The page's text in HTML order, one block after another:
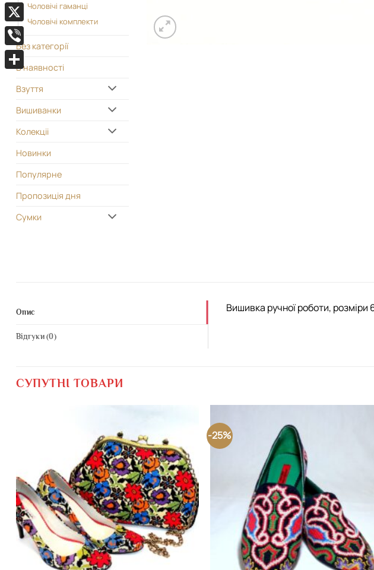
Чоловічі гаманці
Чоловічі комплекти
Без категорії
В наявності
Взуття
Вишиванки
Колекціі
Новинки
Популярне
Пропозиція дня
Сумки
Опис
Відгуки (0)
Вишивка ручної роботи,
СУПУТНІ ТОВАРИ
Додати
виріб у
вибране
-25%
Telegram
X
Viber